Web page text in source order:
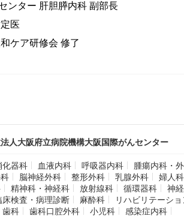
ンター 肝胆膵内科 副部長
医
ケア研修会 修了
人大阪府立病院機構大阪国際がんセンター
化器科 血液内科 呼吸器内科
腫瘍内科・
脳神経外科 整形外科 乳腺外科
婦人科
精神科・神経科 放射線科 循環器科
神
床検査・病理診断 麻酔科
リハビリテーショ
歯科 歯科口腔外科 小児科
感染症内科